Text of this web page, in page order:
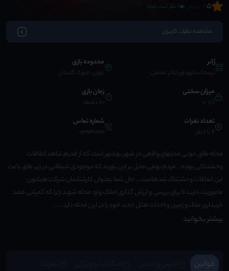
5 0 نظر ثبت شده
مشاهده نظرات کاربران
ژانر
ترسناک،دلهره آور،تئاتر تعاملی
محدوده بازی
تهران، شهرک گلستان
میزان سختی
8 از 10
زمان بازی
70 دقیقه
تعداد نفرات
4 تا 6 نفر
شماره تماس
02191301612
محله طاق خونی محلهای واقعی در شهر بوشهر است که از قدیم شاهد اتفاقات
وحشتناکی بوده... مردم بومی محل بر این باورند که موجودی شیطانی در زیر طاق باعث
این اتفاقات وحشتناک شدهاست... حال شما بعنوان کارشناسان شرکت هیلتون
ماموریت دارید تا برای بررسی و ارزش گذاری املاک وارد محله شوید چرا که کمپانی قصد
خریداری ملک و زمین و احداث هتل جدید خود را در این محله دارد......
بیشتر بخوانید
قوانین